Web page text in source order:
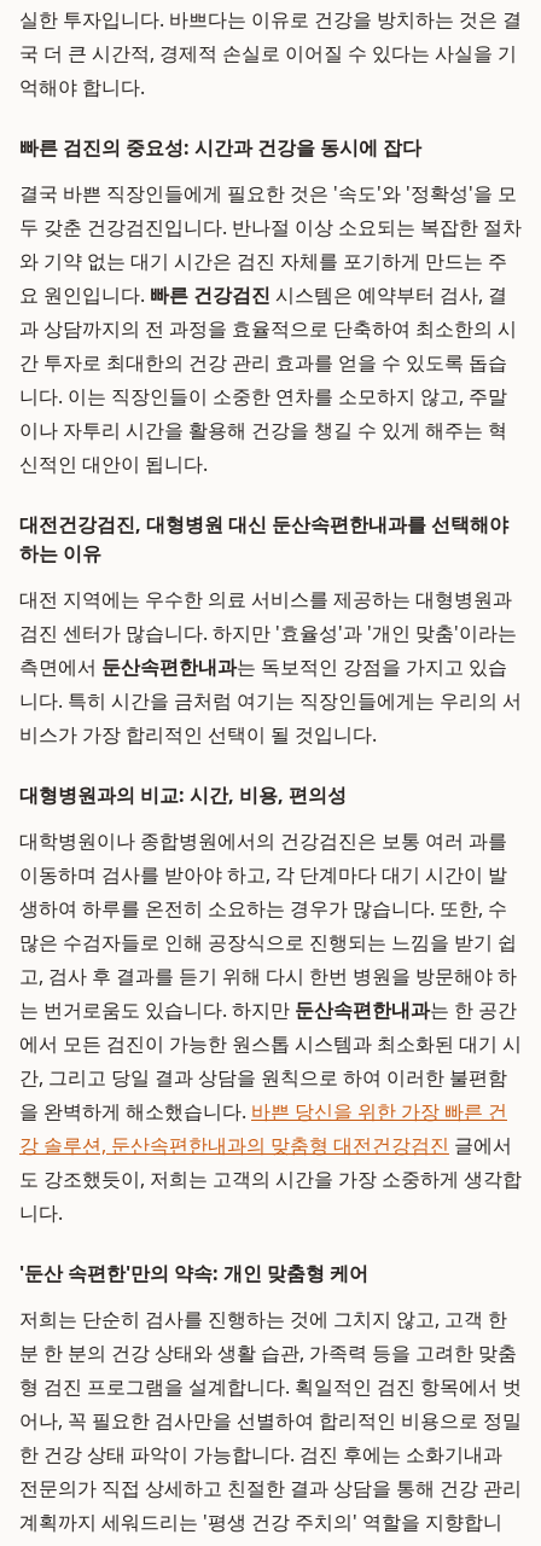
실한 투자입니다. 바쁘다는 이유로 건강을 방치하는 것은 결
국 더 큰 시간적, 경제적 손실로 이어질 수 있다는 사실을 기
억해야 합니다.
빠른 검진의 중요성: 시간과 건강을 동시에 잡다
결국 바쁜 직장인들에게 필요한 것은 '속도'와 '정확성'을 모
두 갖춘 건강검진입니다. 반나절 이상 소요되는 복잡한 절차
와 기약 없는 대기 시간은 검진 자체를 포기하게 만드는 주
요 원인입니다. 빠른 건강검진 시스템은 예약부터 검사, 결
과 상담까지의 전 과정을 효율적으로 단축하여 최소한의 시
간 투자로 최대한의 건강 관리 효과를 얻을 수 있도록 돕습
니다. 이는 직장인들이 소중한 연차를 소모하지 않고, 주말
이나 자투리 시간을 활용해 건강을 챙길 수 있게 해주는 혁
신적인 대안이 됩니다.
대전건강검진, 대형병원 대신 둔산속편한내과를 선택해야
하는 이유
대전 지역에는 우수한 의료 서비스를 제공하는 대형병원과
검진 센터가 많습니다. 하지만 '효율성'과 '개인 맞춤'이라는
측면에서 둔산속편한내과는 독보적인 강점을 가지고 있습
니다. 특히 시간을 금처럼 여기는 직장인들에게는 우리의 서
비스가 가장 합리적인 선택이 될 것입니다.
대형병원과의 비교: 시간, 비용, 편의성
대학병원이나 종합병원에서의 건강검진은 보통 여러 과를
이동하며 검사를 받아야 하고, 각 단계마다 대기 시간이 발
생하여 하루를 온전히 소요하는 경우가 많습니다. 또한, 수
많은 수검자들로 인해 공장식으로 진행되는 느낌을 받기 쉽
고, 검사 후 결과를 듣기 위해 다시 한번 병원을 방문해야 하
는 번거로움도 있습니다. 하지만 둔산속편한내과는 한 공간
에서 모든 검진이 가능한 원스톱 시스템과 최소화된 대기 시
간, 그리고 당일 결과 상담을 원칙으로 하여 이러한 불편함
을 완벽하게 해소했습니다. 바쁜 당신을 위한 가장 빠른 건
강 솔루션, 둔산속편한내과의 맞춤형 대전건강검진 글에서
도 강조했듯이, 저희는 고객의 시간을 가장 소중하게 생각합
니다.
'둔산 속편한'만의 약속: 개인 맞춤형 케어
저희는 단순히 검사를 진행하는 것에 그치지 않고, 고객 한
분 한 분의 건강 상태와 생활 습관, 가족력 등을 고려한 맞춤
형 검진 프로그램을 설계합니다. 획일적인 검진 항목에서 벗
어나, 꼭 필요한 검사만을 선별하여 합리적인 비용으로 정밀
한 건강 상태 파악이 가능합니다. 검진 후에는 소화기내과
전문의가 직접 상세하고 친절한 결과 상담을 통해 건강 관리
계획까지 세워드리는 '평생 건강 주치의' 역할을 지향합니